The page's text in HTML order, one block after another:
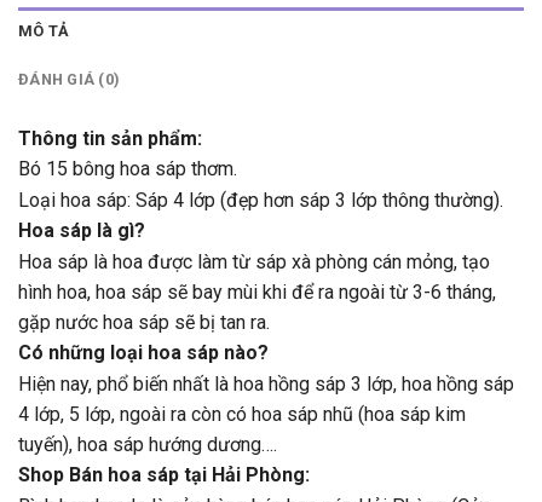
MÔ TẢ
ĐÁNH GIÁ (0)
Thông tin sản phẩm:
Bó 15 bông hoa sáp thơm.
Loại hoa sáp: Sáp 4 lớp (đẹp hơn sáp 3 lớp thông thường).
Hoa sáp là gì?
Hoa sáp là hoa được làm từ sáp xà phòng cán mỏng, tạo
hình hoa, hoa sáp sẽ bay mùi khi để ra ngoài từ 3-6 tháng,
gặp nước hoa sáp sẽ bị tan ra.
Có những loại hoa sáp nào?
Hiện nay, phổ biến nhất là hoa hồng sáp 3 lớp, hoa hồng sáp
4 lớp, 5 lớp, ngoài ra còn có hoa sáp nhũ (hoa sáp kim
tuyến), hoa sáp hướng dương….
Shop Bán hoa sáp tại Hải Phòng: